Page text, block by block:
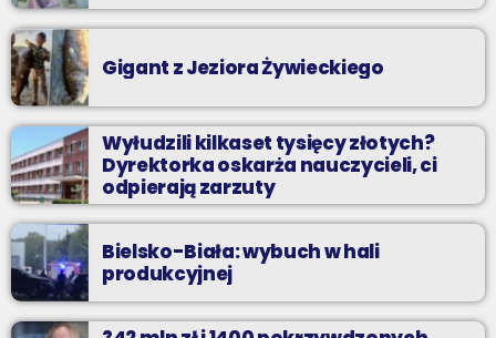
Gigant z Jeziora Żywieckiego
Wyłudzili kilkaset tysięcy złotych?
Dyrektorka oskarża nauczycieli, ci
odpierają zarzuty
Bielsko-Biała: wybuch w hali
produkcyjnej